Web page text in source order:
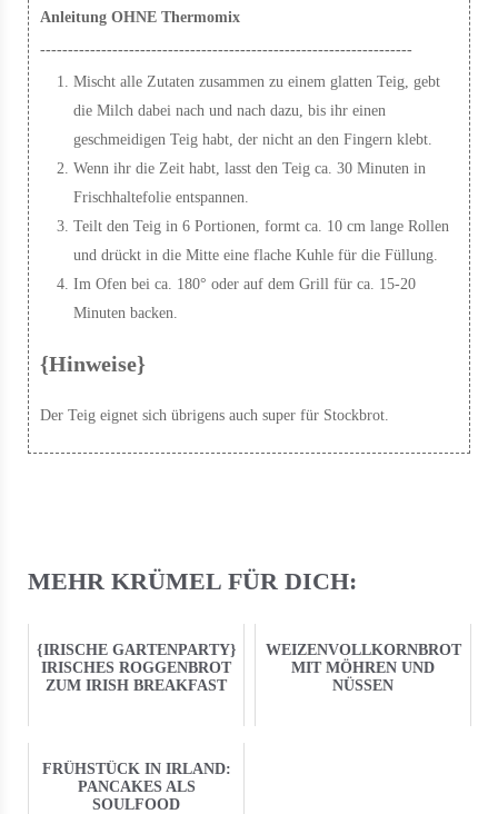
Anleitung OHNE Thermomix
-------------------------------------------------------------------
Mischt alle Zutaten zusammen zu einem glatten Teig, gebt
die Milch dabei nach und nach dazu, bis ihr einen
geschmeidigen Teig habt, der nicht an den Fingern klebt.
Wenn ihr die Zeit habt, lasst den Teig ca. 30 Minuten in
Frischhaltefolie entspannen.
Teilt den Teig in 6 Portionen, formt ca. 10 cm lange Rollen
und drückt in die Mitte eine flache Kuhle für die Füllung.
Im Ofen bei ca. 180° oder auf dem Grill für ca. 15-20
Minuten backen.
{Hinweise}
Der Teig eignet sich übrigens auch super für Stockbrot.
MEHR KRÜMEL FÜR DICH:
{IRISCHE GARTENPARTY}
IRISCHES ROGGENBROT
ZUM IRISH BREAKFAST
WEIZENVOLLKORNBROT
MIT MÖHREN UND
NÜSSEN
FRÜHSTÜCK IN IRLAND:
PANCAKES ALS
SOULFOOD